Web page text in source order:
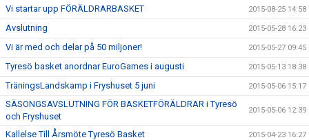
Vi startar upp FÖRÄLDRARBASKET 2015-08-25 14:58
Avslutning 2015-05-28 16:23
Vi är med och delar på 50 miljoner! 2015-05-27 09:45
Tyresö basket anordnar EuroGames i augusti 2015-05-13 18:38
TräningsLandskamp i Fryshuset 5 juni 2015-05-06 15:17
SÄSONGSAVSLUTNING FÖR BASKETFÖRÄLDRAR i Tyresö
och Fryshuset
2015-05-06 12:39
Kallelse Till Årsmöte Tyresö Basket 2015-04-23 16:27